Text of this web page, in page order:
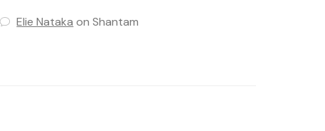
Elie Nataka onShantam